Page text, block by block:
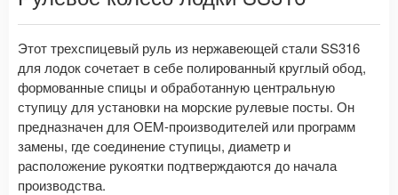
Этот трехспицевый руль из нержавеющей стали SS316
для лодок сочетает в себе полированный круглый обод,
формованные спицы и обработанную центральную
ступицу для установки на морские рулевые посты. Он
предназначен для OEM-производителей или программ
замены, где соединение ступицы, диаметр и
расположение рукоятки подтверждаются до начала
производства.